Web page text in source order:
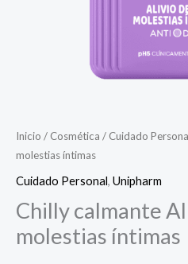
Inicio / Cosmética / Cuidado
molestias íntimas
Cuidado Personal, Unipharm
Chilly calmante
molestias íntimas